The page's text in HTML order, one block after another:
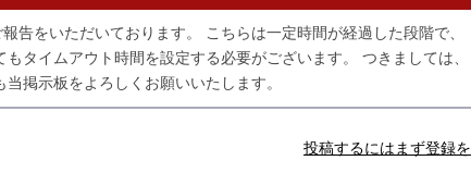
告をいただいております。 こちらは一定時間が経過した段階で、
タイムアウト時間を設定する必要がございます。 つきましては、
掲示板をよろしくお願いいたします。
投稿するにはまず登録を